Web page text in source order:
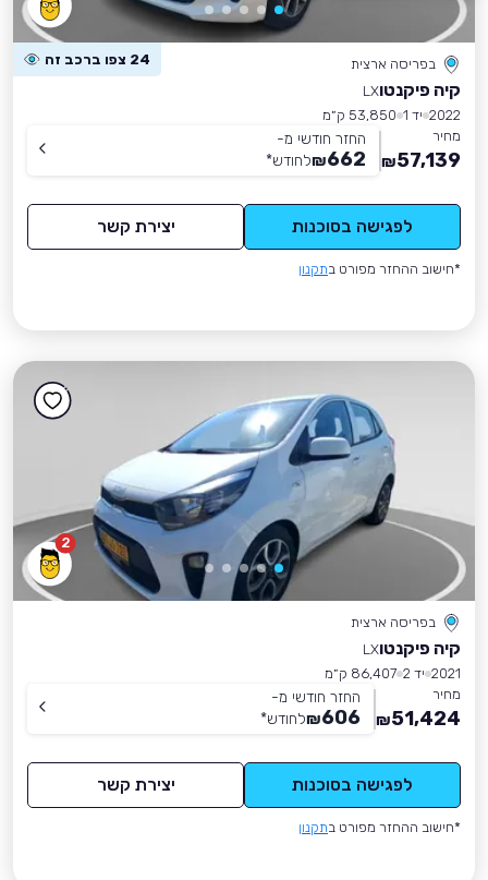
בפריסה ארצית 24 צפו ברכב זה
קיה פיקנטוLX
2022 יד 1
53,850 ק״מ
מחיר
57,139
₪
החזר חודשי מ-
662
₪לחודש*
לפגישה בסוכנות יצירת קשר
*חישוב ההחזר מפורט בתקנון
2
בפריסה ארצית
קיה פיקנטוLX
2021 יד 2
86,407 ק״מ
מחיר
51,424
₪
החזר חודשי מ-
606
₪לחודש*
לפגישה בסוכנות יצירת קשר
*חישוב ההחזר מפורט בתקנון